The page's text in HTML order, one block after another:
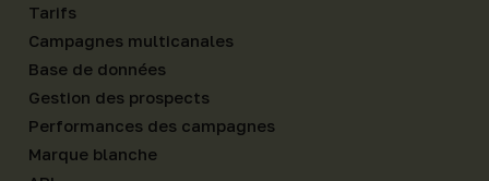
Tarifs
Campagnes multicanales
Base de données
Gestion des prospects
Performances des campagnes
Marque blanche